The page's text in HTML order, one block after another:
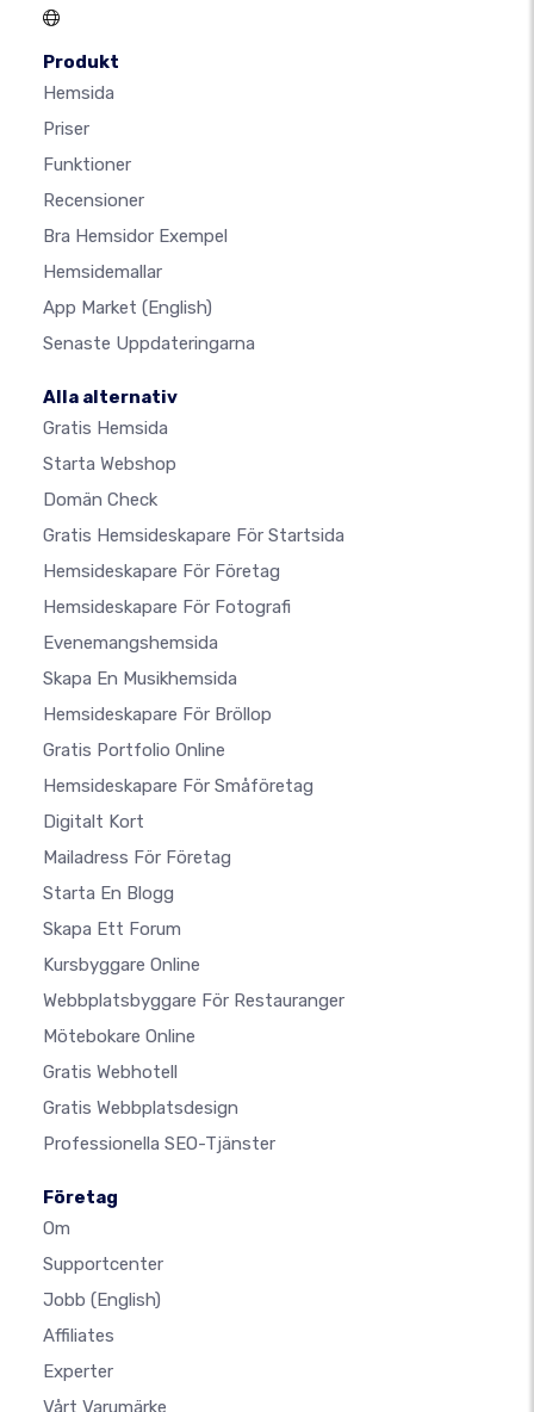
Produkt
Hemsida
Priser
Funktioner
Recensioner
Bra Hemsidor Exempel
Hemsidemallar
App Market (English)
Senaste Uppdateringarna
Alla alternativ
Gratis Hemsida
Starta Webshop
Domän Check
Gratis Hemsideskapare För Startsida
Hemsideskapare För Företag
Hemsideskapare För Fotografi
Evenemangshemsida
Skapa En Musikhemsida
Hemsideskapare För Bröllop
Gratis Portfolio Online
Hemsideskapare För Småföretag
Digitalt Kort
Mailadress För Företag
Starta En Blogg
Skapa Ett Forum
Kursbyggare Online
Webbplatsbyggare För Restauranger
Mötebokare Online
Gratis Webhotell
Gratis Webbplatsdesign
Professionella SEO-Tjänster
Företag
Om
Supportcenter
Jobb (English)
Affiliates
Experter
Vårt Varumärke